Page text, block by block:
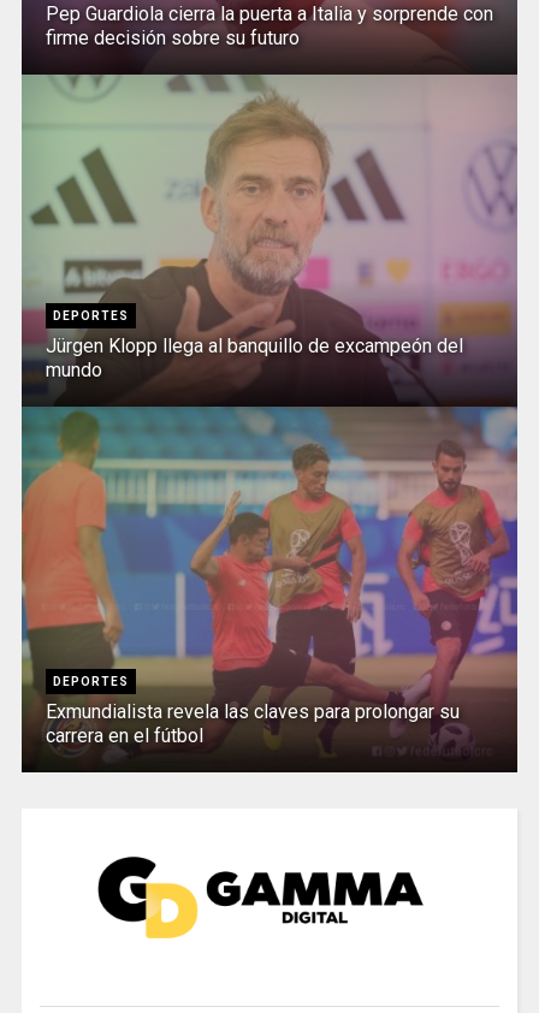
Pep Guardiola cierra la puerta a Italia y sorprende con
firme decisión sobre su futuro
DEPORTES
Jürgen Klopp llega al banquillo de excampeón del
mundo
DEPORTES
Exmundialista revela las claves para prolongar su
carrera en el fútbol